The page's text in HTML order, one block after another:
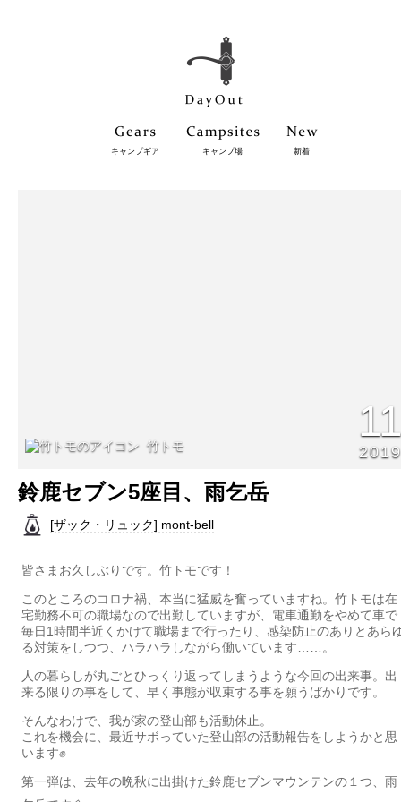
キャンプギア キャンプ場 新着
竹トモ 2019
鈴鹿セブン5座目、雨乞岳
[ザック・リュック] mont-bell
皆さまお久しぶりです。竹トモです！
このところのコロナ禍、本当に猛威を奮っていますね。竹トモは在
宅勤務不可の職場なので出勤していますが、電車通勤をやめて車で
毎日1時間半近くかけて職場まで行ったり、感染防止のありとあら
る対策をしつつ、ハラハラしながら働いています……。
人の暮らしが丸ごとひっくり返ってしまうような今回の出来事。出
来る限りの事をして、早く事態が収束する事を願うばかりです。
そんなわけで、我が家の登山部も活動休止。
これを機会に、最近サボっていた登山部の活動報告をしようかと思
います✊
第一弾は、去年の晩秋に出掛けた鈴鹿セブンマウンテンの１つ、雨